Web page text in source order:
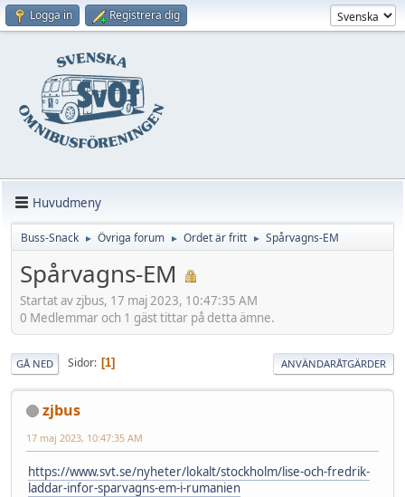
Logga in Registrera dig
Huvudmeny
Buss-Snack ► Övriga forum ► Ordet är fritt ► Spårvagns-EM
Spårvagns-EM
Startat av zjbus, 17 maj 2023, 10:47:35 AM
0 Medlemmar och 1 gäst tittar på detta ämne.
GÅ NED Sidor 1 ANVÄNDARÅTGÄRDER
zjbus
17 maj 2023, 10:47:35 AM
https://www.svt.se/nyheter/lokalt/stockholm/lise-och-fredrik-
laddar-infor-sparvagns-em-i-rumanien